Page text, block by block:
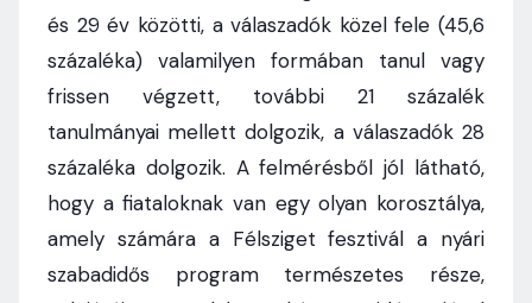
és 29 év közötti, a válaszadók közel fele (45,6
százaléka) valamilyen formában tanul vagy
frissen végzett, további 21 százalék
tanulmányai mellett dolgozik, a válaszadók 28
százaléka dolgozik. A felmérésből jól látható,
hogy a fiataloknak van egy olyan korosztálya,
amely számára a Félsziget fesztivál a nyári
szabadidős program természetes része,